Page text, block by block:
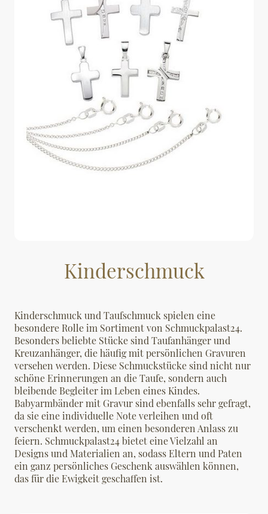
Kinderschmuck
Kinderschmuck und Taufschmuck spielen eine
besondere Rolle im Sortiment von Schmuckpalast24.
Besonders beliebte Stücke sind Taufanhänger und
Kreuzanhänger, die häufig mit persönlichen Gravuren
versehen werden. Diese Schmuckstücke sind nicht nur
schöne Erinnerungen an die Taufe, sondern auch
bleibende Begleiter im Leben eines Kindes.
Babyarmbänder mit Gravur sind ebenfalls sehr gefragt,
da sie eine individuelle Note verleihen und oft
verschenkt werden, um einen besonderen Anlass zu
feiern. Schmuckpalast24 bietet eine Vielzahl an
Designs und Materialien an, sodass Eltern und Paten
ein ganz persönliches Geschenk auswählen können,
das für die Ewigkeit geschaffen ist.